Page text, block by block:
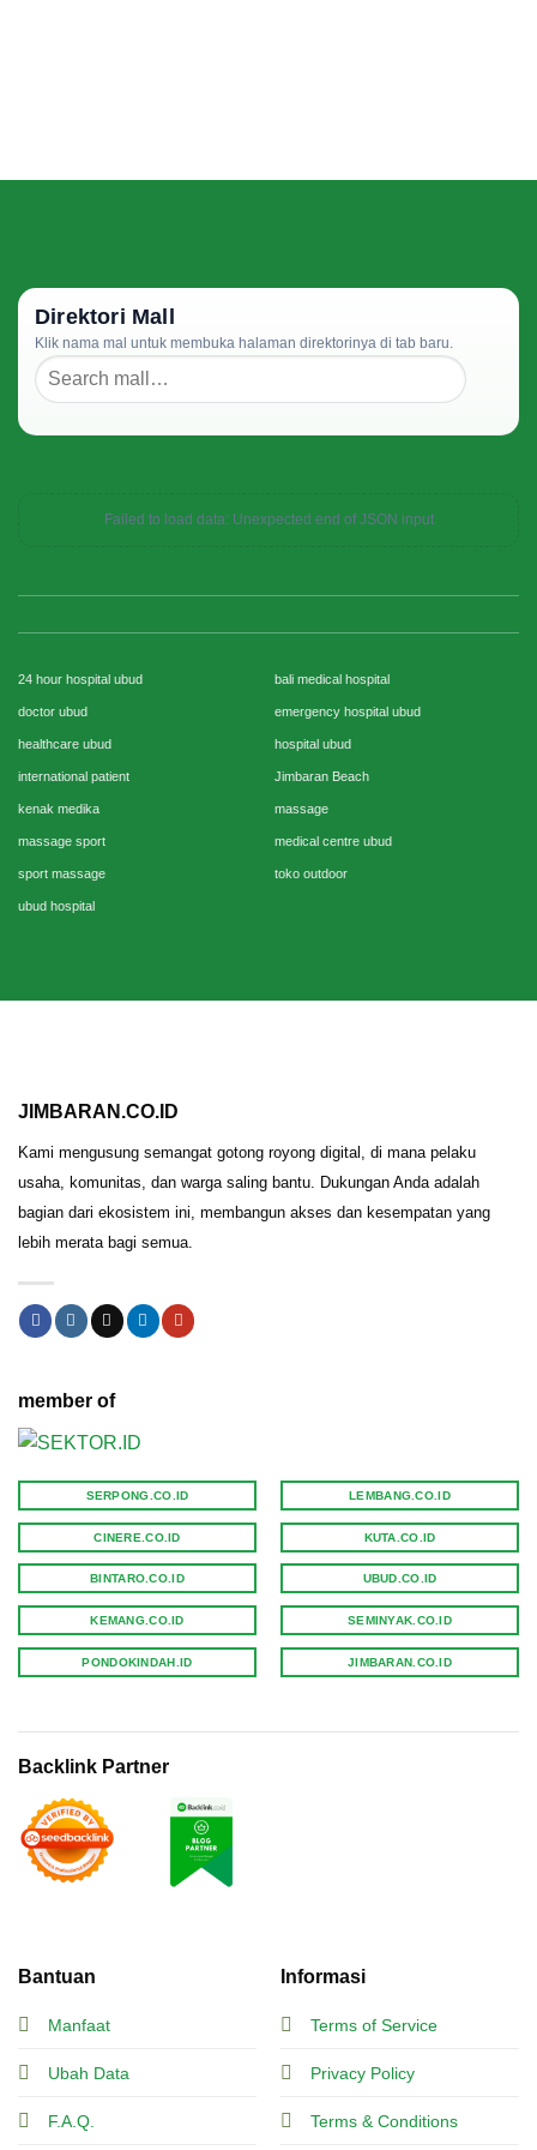
Direktori Mall
Klik nama mal untuk membuka halaman direktorinya di tab baru.
Failed to load data: Unexpected end of JSON input
24 hour hospital ubud bali medical hospital
doctor ubud emergency hospital ubud
healthcare ubud hospital ubud
international patient Jimbaran Beach
kenak medika massage
massage sport medical centre ubud
sport massage toko outdoor
ubud hospital
JIMBARAN.CO.ID
Kami mengusung semangat gotong royong digital, di mana pelaku
usaha, komunitas, dan warga saling bantu. Dukungan Anda adalah
bagian dari ekosistem ini, membangun akses dan kesempatan yang
lebih merata bagi semua.
Bantuan
Manfaat
Ubah Data
F.A.Q.
Informasi
Terms of Service
Privacy Policy
Terms & Conditions
member of
SERPONG.CO.ID
CINERE.CO.ID
BINTARO.CO.ID
KEMANG.CO.ID
PONDOKINDAH.ID
LEMBANG.CO.ID
KUTA.CO.ID
UBUD.CO.ID
SEMINYAK.CO.ID
JIMBARAN.CO.ID
Backlink Partner